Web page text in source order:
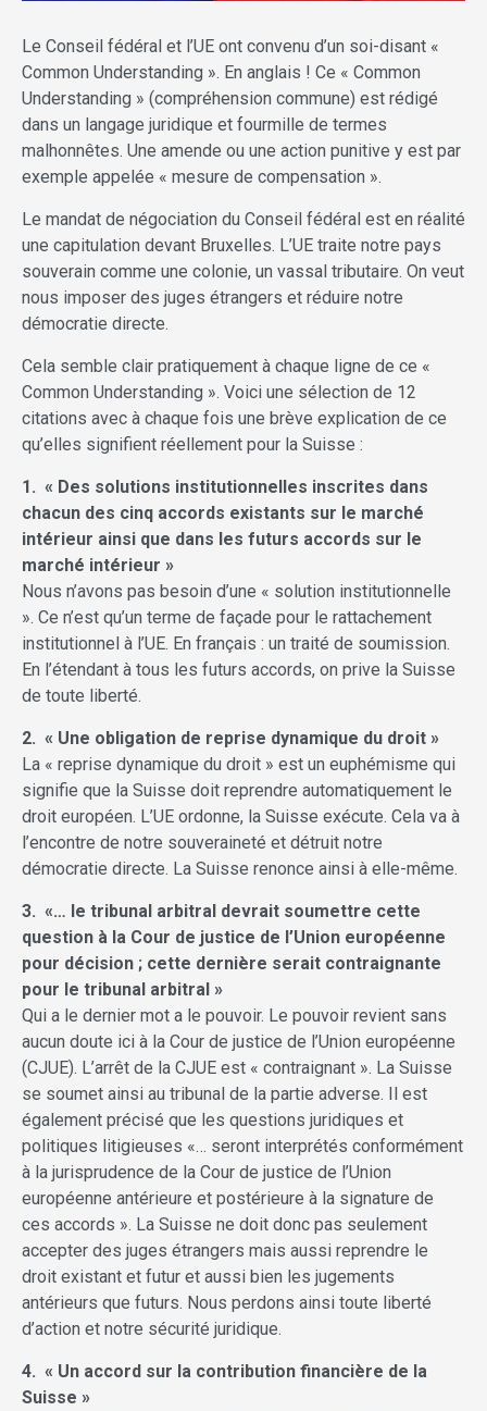
Le Conseil fédéral et l’UE ont convenu d’un soi-disant «
Common Understanding ». En anglais ! Ce « Common
Understanding » (compréhension commune) est rédigé
dans un langage juridique et fourmille de termes
malhonnêtes. Une amende ou une action punitive y est par
exemple appelée « mesure de compensation ».
Le mandat de négociation du Conseil fédéral est en réalité
une capitulation devant Bruxelles. L’UE traite notre pays
souverain comme une colonie, un vassal tributaire. On veut
nous imposer des juges étrangers et réduire notre
démocratie directe.
Cela semble clair pratiquement à chaque ligne de ce «
Common Understanding ». Voici une sélection de 12
citations avec à chaque fois une brève explication de ce
qu’elles signifient réellement pour la Suisse :
1. « Des solutions institutionnelles inscrites dans
chacun des cinq accords existants sur le marché
intérieur ainsi que dans les futurs accords sur le
marché intérieur »
Nous n’avons pas besoin d’une « solution institutionnelle
». Ce n’est qu’un terme de façade pour le rattachement
institutionnel à l’UE. En français : un traité de soumission.
En l’étendant à tous les futurs accords, on prive la Suisse
de toute liberté.
2. « Une obligation de reprise dynamique du droit »
La « reprise dynamique du droit » est un euphémisme qui
signifie que la Suisse doit reprendre automatiquement le
droit européen. L’UE ordonne, la Suisse exécute. Cela va à
l’encontre de notre souveraineté et détruit notre
démocratie directe. La Suisse renonce ainsi à elle-même.
3. «… le tribunal arbitral devrait soumettre cette
question à la Cour de justice de l’Union européenne
pour décision ; cette dernière serait contraignante
pour le tribunal arbitral »
Qui a le dernier mot a le pouvoir. Le pouvoir revient sans
aucun doute ici à la Cour de justice de l’Union européenne
(CJUE). L’arrêt de la CJUE est « contraignant ». La Suisse
se soumet ainsi au tribunal de la partie adverse. Il est
également précisé que les questions juridiques et
politiques litigieuses «… seront interprétés conformément
à la jurisprudence de la Cour de justice de l’Union
européenne antérieure et postérieure à la signature de
ces accords ». La Suisse ne doit donc pas seulement
accepter des juges étrangers mais aussi reprendre le
droit existant et futur et aussi bien les jugements
antérieurs que futurs. Nous perdons ainsi toute liberté
d’action et notre sécurité juridique.
4. « Un accord sur la contribution financière de la
Suisse »